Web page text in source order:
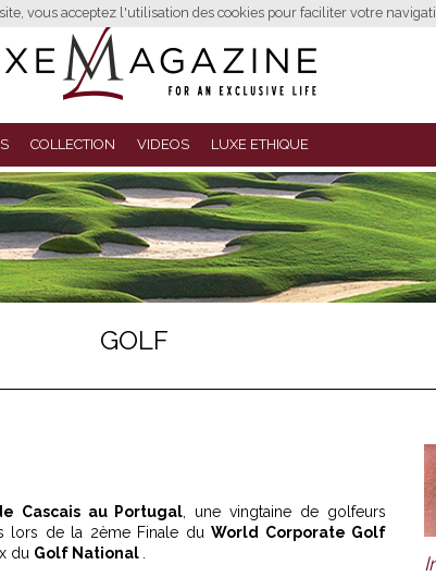
vous acceptez l'utilisation des cookies pour faciliter votre
COLLECTION VIDEOS LUXE ETHIQUE
GOLF
Cascais au Portugal , une vingtaine de golfeurs
lors de la 2ème Finale du World Corporate Golf
du Golf National